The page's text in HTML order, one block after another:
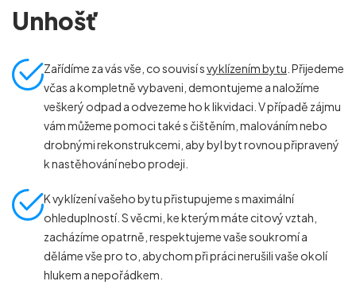
Unhošť
Zařídíme za vás vše, co souvisí svyklízením bytu . Přijedeme
včas a kompletně vybaveni, demontujeme a naložíme
veškerý odpad a odvezeme ho k likvidaci. V případě zájmu
vám můžeme pomoci také s čištěním, malováním nebo
drobnými rekonstrukcemi, aby byl byt rovnou připravený
k nastěhování nebo prodeji.
K vyklízení vašeho bytu přistupujeme s maximální
ohleduplností. S věcmi, ke kterým máte citový vztah,
zacházíme opatrně, respektujeme vaše soukromí a
děláme vše pro to, abychom při práci nerušili vaše okolí
hlukem a nepořádkem.